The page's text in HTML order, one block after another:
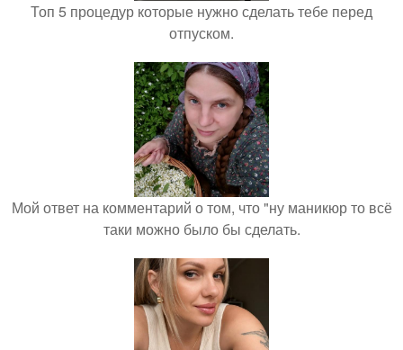
Топ 5 процедур которые нужно сделать тебе перед
отпуском.
Мой ответ на комментарий о том, что "ну маникюр то всё
таки можно было бы сделать.